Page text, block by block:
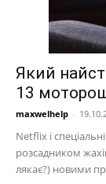
Який
13
maxwelhelp -
Netflix і
розсадником
лякає?) новими